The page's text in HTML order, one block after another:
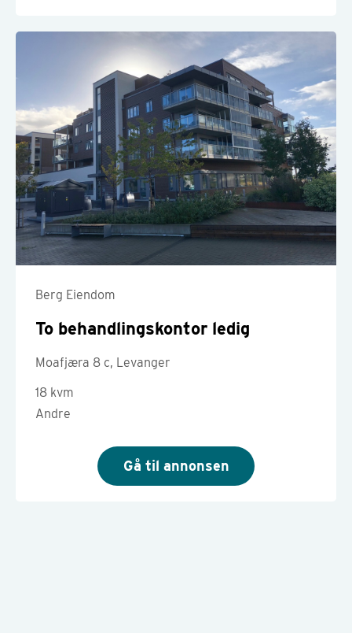
Berg Eiendom
To behandlingskontor ledig
Moafjæra 8 c, Levanger
18 kvm
Andre
Gå til annonsen